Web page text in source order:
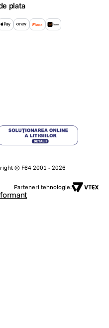
plata
© F64 2001 - 2026
Parteneri tehnologie: